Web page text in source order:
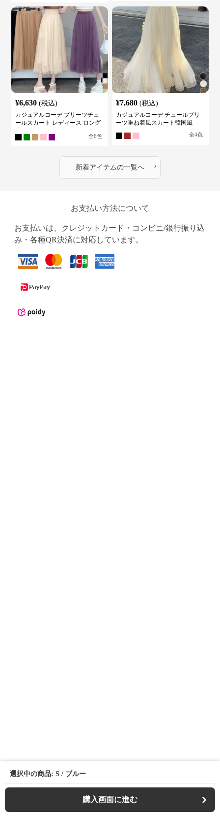
選択中の商品: S / ブルー
購入画面に進む
¥6,630 (税込)
カジュアルコーデ プリーツチュ
ールスカート レディース ロング
全6色
¥7,680 (税込)
カジュアルコーデ チュールプリ
ーツ重ね着風スカート韓国風
全4色
新着アイテムの一覧へ ›
お支払い方法について
お支払いは、クレジットカード・コンビニ/銀行振り込
み・各種QR決済に対応しています。